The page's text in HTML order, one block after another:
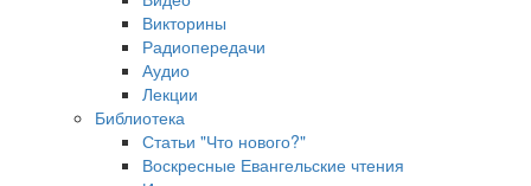
Викторины
Радиопередачи
Аудио
Лекции
Библиотека
Статьи "Что нового?"
Воскресные Евангельские чтения